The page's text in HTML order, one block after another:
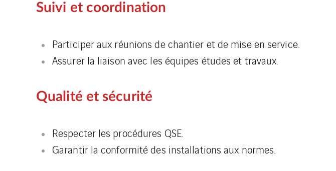
Suivi et coordination
Participer aux réunions de chantier et de mise en service.
Assurer la liaison avec les équipes études et travaux.
Qualité et sécurité
Respecter les procédures QSE.
Garantir la conformité des installations aux normes.